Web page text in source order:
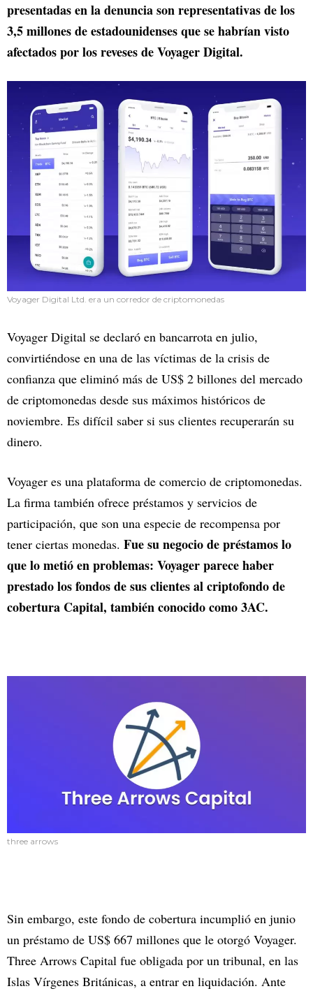
presentadas en la denuncia son representativas de los
3,5 millones de estadounidenses que se habrían visto
afectados por los reveses de Voyager Digital.
Voyager Digital Ltd. era un corredor de criptomonedas
Voyager Digital se declaró en bancarrota en julio,
convirtiéndose en una de las víctimas de la crisis de
confianza que eliminó más de US$ 2 billones del mercado
de criptomonedas desde sus máximos históricos de
noviembre. Es difícil saber si sus clientes recuperarán su
dinero.
Voyager es una plataforma de comercio de criptomonedas.
La firma también ofrece préstamos y servicios de
participación, que son una especie de recompensa por
tener ciertas monedas. Fue su negocio de préstamos lo
que lo metió en problemas: Voyager parece haber
prestado los fondos de sus clientes al criptofondo de
cobertura Capital, también conocido como 3AC.
three arrows
Sin embargo, este fondo de cobertura incumplió en junio
un préstamo de US$ 667 millones que le otorgó Voyager.
Three Arrows Capital fue obligada por un tribunal, en las
Islas Vírgenes Británicas, a entrar en liquidación. Ante